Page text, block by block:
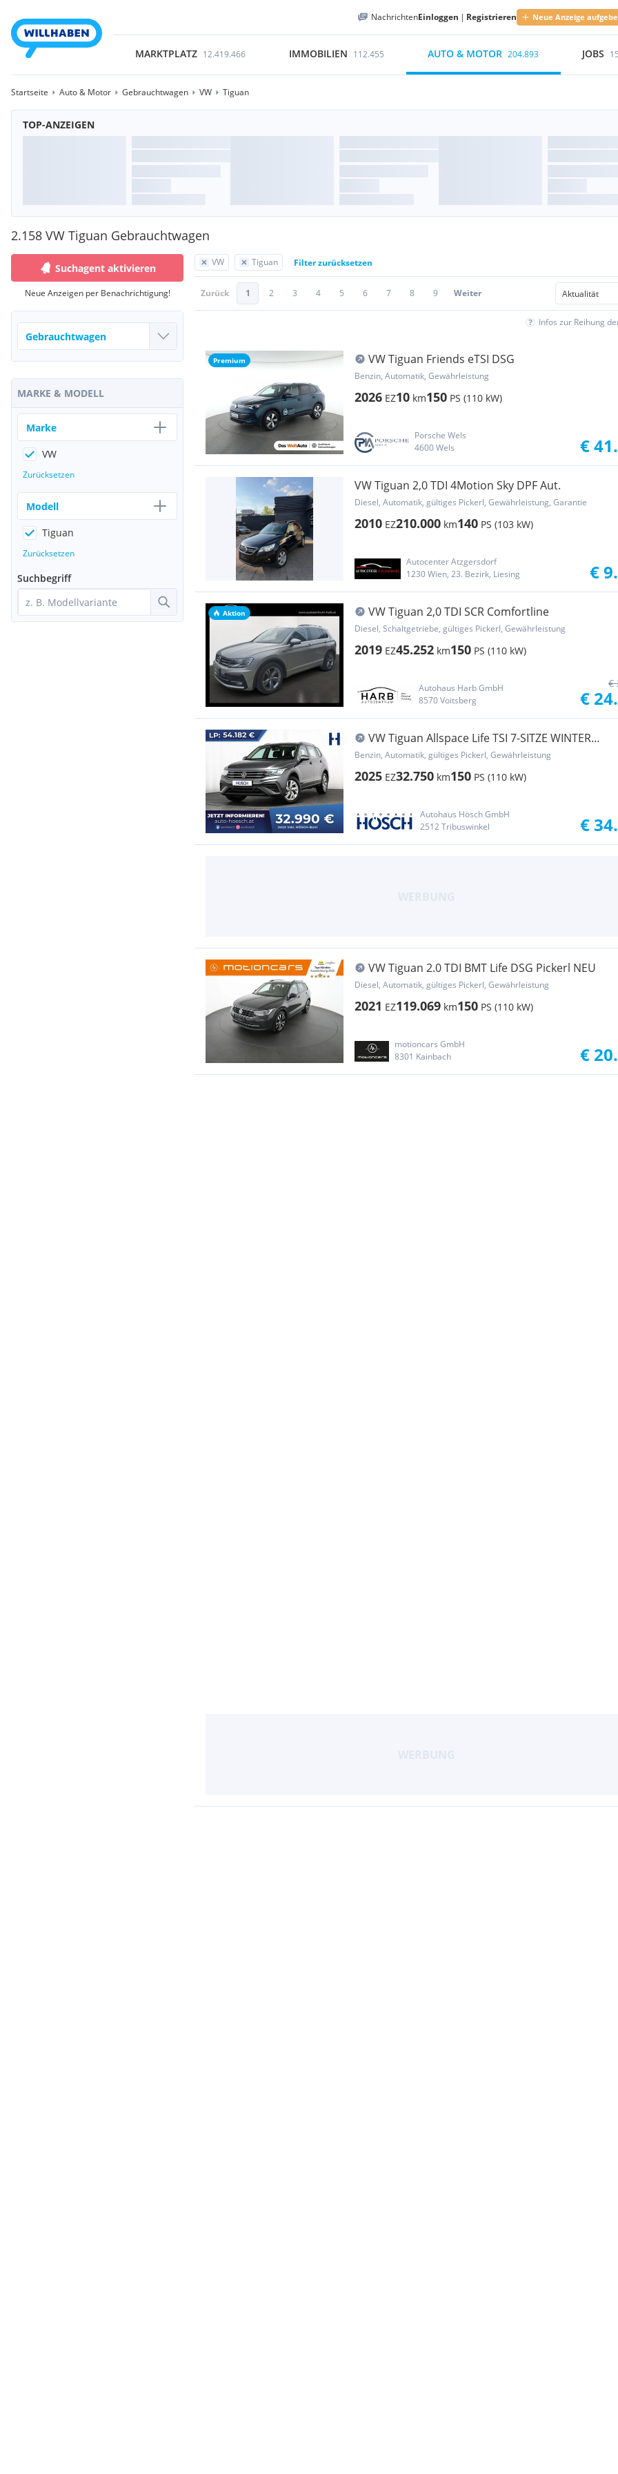
NachrichtenEinloggen | Registrieren Neue Anzeige
MARKTPLATZ 12.419.466 IMMOBILIEN 112.455 AUTO & MOTOR 204.893 JOBS
Startseite Auto & Motor Gebrauchtwagen VW Tiguan
TOP-ANZEIGEN
2.158 VW Tiguan Gebrauchtwagen
VW Tiguan Filter zurücksetzen
Zurück 1 2 3 4 5 6 7 8 9 Weiter
Infos zur Reihung
Premium VW Tiguan Friends eTSI DSG
Benzin, Automatik, Gewährleistung
2026 EZ10 km150 PS (110 kW)
Porsche Wels
4600 Wels
€
VW Tiguan 2,0 TDI 4Motion Sky DPF Aut.
Diesel, Automatik, gültiges Pickerl, Gewährleistung, Garantie
2010 EZ210.000 km140 PS (103 kW)
Autocenter Atzgersdorf
1230 Wien, 23. Bezirk, Liesing
€
Aktion VW Tiguan 2,0 TDI SCR Comfortline
Diesel, Schaltgetriebe, gültiges Pickerl, Gewährleistung
2019 EZ45.252 km150 PS (110 kW)
Autohaus Harb GmbH
8570 Voitsberg
€
€
VW Tiguan Allspace Life TSI 7-SITZE WINTER
AHK ASS...
Benzin, Automatik, gültiges Pickerl, Gewährleistung
2025 EZ32.750 km150 PS (110 kW)
Autohaus Hösch GmbH
2512 Tribuswinkel
€
VW Tiguan 2.0 TDI BMT Life DSG Pickerl NEU
Diesel, Automatik, gültiges Pickerl, Gewährleistung
2021 EZ119.069 km150 PS (110 kW)
motioncars GmbH
8301 Kainbach
€
Suchagent aktivieren
Neue Anzeigen per Benachrichtigung!
MARKE & MODELL
Marke
VW
Zurücksetzen
Modell
Tiguan
Zurücksetzen
Suchbegriff